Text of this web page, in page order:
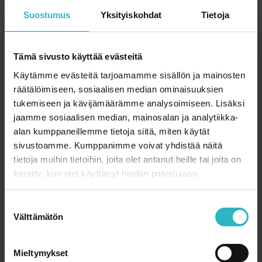
Suostumus Yksityiskohdat Tietoja
Tämä sivusto käyttää evästeitä
Käytämme evästeitä tarjoamamme sisällön ja mainosten
räätälöimiseen, sosiaalisen median ominaisuuksien
tukemiseen ja kävijämäärämme analysoimiseen. Lisäksi
jaamme sosiaalisen median, mainosalan ja analytiikka-
alan kumppaneillemme tietoja siitä, miten käytät
sivustoamme. Kumppanimme voivat yhdistää näitä
tietoja muihin tietoihin, joita olet antanut heille tai joita on
kerätty, kun olet käyttänyt heidän palvelujaan.
Välttämätön
Mieltymykset
kuluttua sairastumisesta.
osaltaan selittää eroa, mutta ei tässä mittakaavassa.
”Tutkimus on yksi osoitus siitä, että Suomessa
maahanmuuttajien integroinnissa on epäonnistuttu
pahasti”, hän sanoo.
Väitöstyön kolmasosa valmistuu aikaisintaan vuoden 2021
lopussa. Se selvittää, millaisia lääketieteellisiä syitä syöpää
sairastaneiden lasten kuolemien taustalla on.
Impact of parental socioeconomic factors on childhood
Anniina Tolkkinen, Laura Madanat-Harjuoja, Mervi
*Childhood cancer mortality and survival in immigrants: A